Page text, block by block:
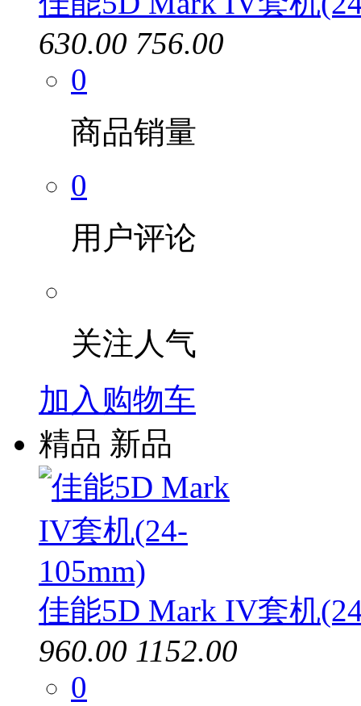
630.00 756.00
0
商品销量
0
用户评论
关注人气
加入购物车
精品 新品
佳能5D Mark IV套机
960.00 1152.00
0